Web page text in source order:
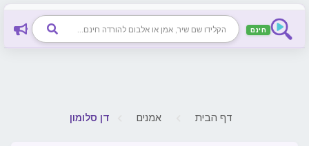
חינם
חיפוש שיר, אמן או אלבום להורדה חינם
דף הבית אמנים דן סלומון